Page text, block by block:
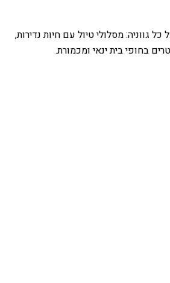
מסלולי טיול עם חיות נדירות,
בחופי בית ינאי ומכמורת.